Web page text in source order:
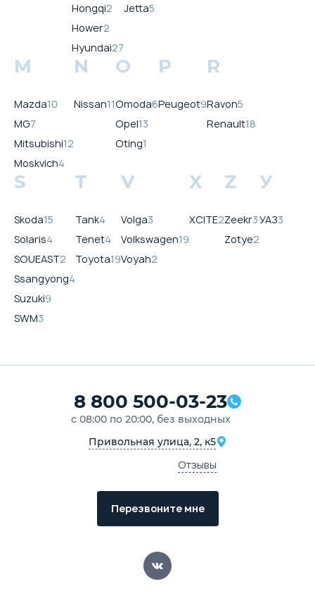
Hongqi2
Hower2
Hyundai27
Jetta5
M
Mazda10
MG7
Mitsubishi12
Moskvich4
N
Nissan11
O
Omoda6
Opel13
Oting1
P
Peugeot9
R
Ravon5
Renault18
S
Skoda15
Solaris4
SOUEAST2
Ssangyong4
Suzuki9
SWM3
T
Tank4
Tenet4
Toyota19
V
Volga3
Volkswagen19
Voyah2
X
XCITE2
Z
Zeekr3
Zotye2
У
УАЗ3
8 800 500-03-23
с 08:00 по 20:00, без выходных
Привольная улица, 2, к5
Отзывы
Перезвоните мне